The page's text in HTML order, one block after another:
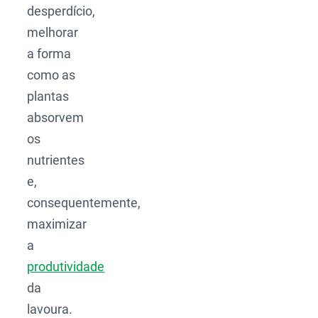
desperdício,
melhorar
a forma
como as
plantas
absorvem
os
nutrientes
e,
consequentemente,
maximizar
a
produtividade
da
lavoura.